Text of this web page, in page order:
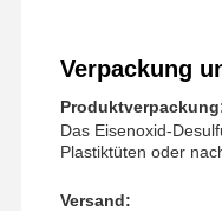
Verpackung
Das Eisenoxid-
Plastiktüten oder
Versand: